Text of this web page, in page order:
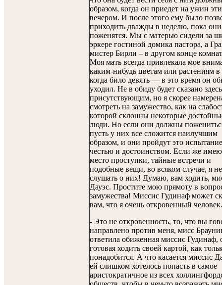
образом, когда он приедет на ужин
вечером. И после этого ему было
приходить дважды в неделю, пока
поженятся. Мы с матерью сидели за
эркере гостиной домика пастора, а
мистер Бирли – в другом конце
Моя мать всегда привлекала мое
каким-нибудь цветам или растениям в
когда било девять — в это время он
уходил. Не в обиду будет сказано здесь
присутствующим, но я скорее
смотреть на замужество, как на
которой склонны некоторые
люди. Но если они должны
пусть у них все сложится наилучшим
образом, и они пройдут это
честью и достоинством. Если же
место проступки, тайные встречи и
подобные вещи, во всяком случае, я
слушать о них! Думаю, вам ходить,
Дауэс. Простите мою прямоту в
замужества! Миссис Гудинаф может
вам, что я очень откровенный человек.
- Это не откровенность, то, что вы
направлено против меня, мисс
ответила обиженная миссис Гудинаф,
готовая ходить своей картой, как
понадобится. А что касается миссис
ей слишком хотелось попасть в самое
аристократичное из всех